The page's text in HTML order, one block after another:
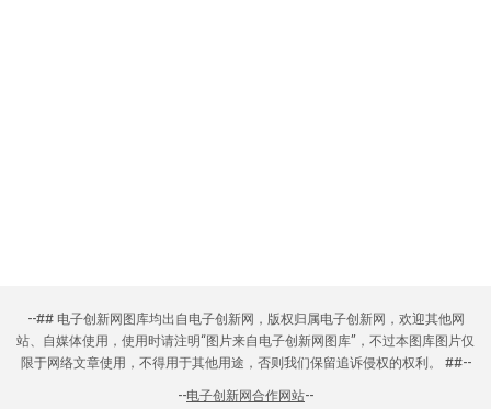
--## 电子创新网图库均出自电子创新网，版权归属电子创新网，欢迎其他网
站、自媒体使用，使用时请注明“图片来自电子创新网图库”，不过本图库图片仅
限于网络文章使用，不得用于其他用途，否则我们保留追诉侵权的权利。 ##--
--电子创新网合作网站--